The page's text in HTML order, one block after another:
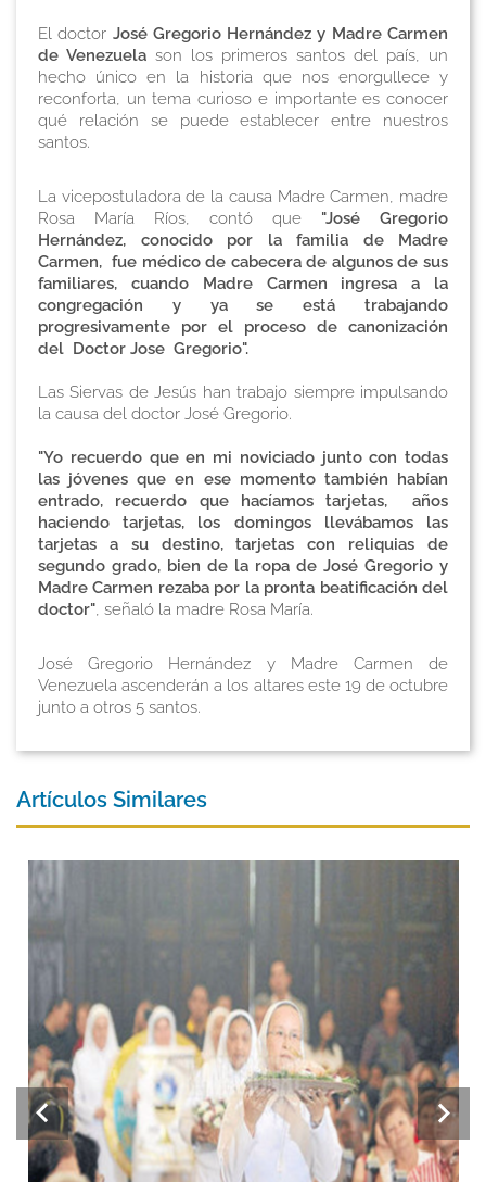
El doctor José Gregorio Hernández y Madre Carmen
de Venezuela son los primeros santos del país, un
hecho único en la historia que nos enorgullece y
reconforta, un tema curioso e importante es conocer
qué relación se puede establecer entre nuestros
santos.
La vicepostuladora de la causa Madre Carmen, madre
Rosa María Ríos, contó que "José Gregorio
Hernández, conocido por la familia de Madre
Carmen, fue médico de cabecera de algunos de sus
familiares, cuando Madre Carmen ingresa a la
congregación y ya se está trabajando
progresivamente por el proceso de canonización
del Doctor Jose Gregorio".
Las Siervas de Jesús han trabajo siempre impulsando
la causa del doctor José Gregorio.
"Yo recuerdo que en mi noviciado junto con todas
las jóvenes que en ese momento también habían
entrado, recuerdo que hacíamos tarjetas, años
haciendo tarjetas, los domingos llevábamos las
tarjetas a su destino, tarjetas con reliquias de
segundo grado, bien de la ropa de José Gregorio y
Madre Carmen rezaba por la pronta beatificación del
doctor", señaló la madre Rosa María.
José Gregorio Hernández y Madre Carmen de
Venezuela ascenderán a los altares este 19 de octubre
junto a otros 5 santos.
Artículos Similares